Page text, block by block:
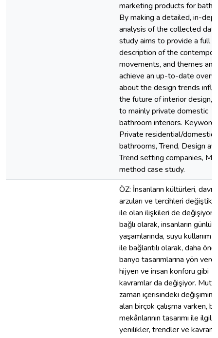
marketing products for
By making a detailed, in-
analysis of the collected
study aims to provide a full
description of the
movements, and themes
achieve an up-to-date
about the design trends
the future of interior design,
to mainly private domestic
bathroom interiors.
Private residential/domestic
bathrooms, Trend, Design
Trend setting companies,
method case study.
ÖZ: İnsanların kültürleri,
arzuları ve tercihleri
ile olan ilişkileri de değişiyor.
bağlı olarak, insanların günlük
yaşamlarında, suyu kullanım
ile bağlantılı olarak, daha
banyo tasarımlarına yön
hijyen ve insan konforu gibi
kavramlar da değişiyor.
zaman içerisindeki değişimini
alan birçok çalışma varken,
mekânlarının tasarımı ile ilgili
yenilikler, trendler ve